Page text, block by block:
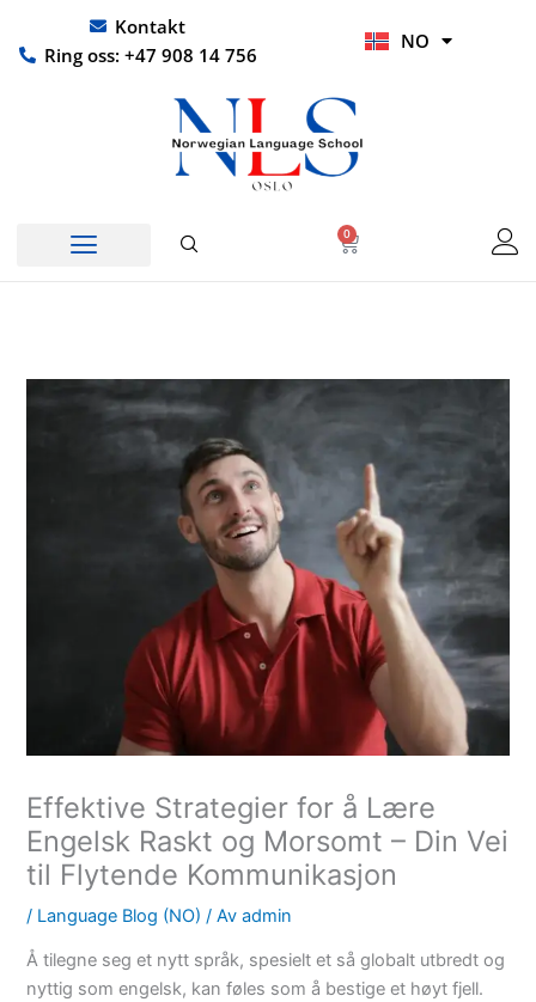
rett
Kontakt
Ring oss: +47 908 14 756
NO
HI
0
Handlekurv
Effektive Strategier for å Lære
Engelsk Raskt og Morsomt – Din Vei
til Flytende Kommunikasjon
/ Language Blog (NO) / Av admin
Å tilegne seg et nytt språk, spesielt et så globalt utbredt og
nyttig som engelsk, kan føles som å bestige et høyt fjell.